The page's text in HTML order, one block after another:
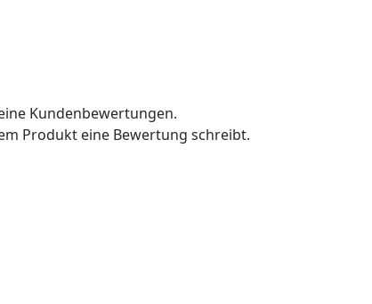
Kundenbewertungen.
Produkt eine Bewertung schreibt.